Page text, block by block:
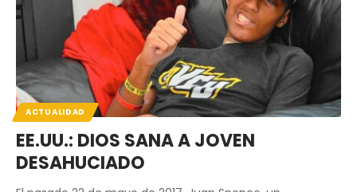
ACTUALIDAD
EE.UU.: DIOS SANA A JOVEN
DESAHUCIADO